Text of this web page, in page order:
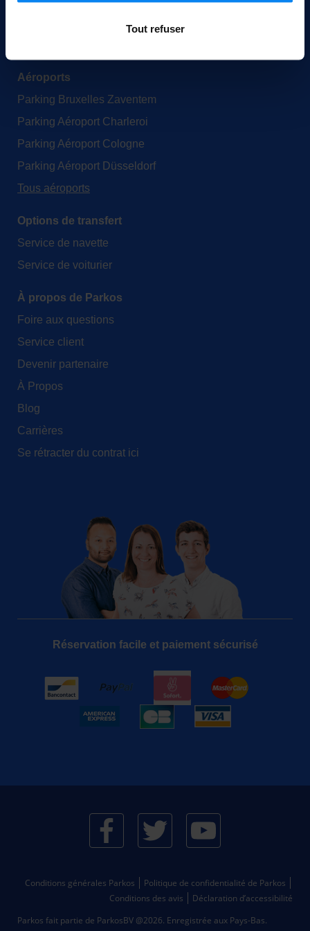
Tout refuser
Aéroports
Parking Bruxelles Zaventem
Parking Aéroport Charleroi
Parking Aéroport Cologne
Parking Aéroport Düsseldorf
Tous aéroports
Options de transfert
Service de navette
Service de voiturier
À propos de Parkos
Foire aux questions
Service client
Devenir partenaire
À Propos
Blog
Carrières
Se rétracter du contrat ici
Réservation facile et paiement sécurisé
Parkos fait partie de ParkosBV @2026. Enregistrée aux Pays-Bas.
Conditions générales Parkos
Politique de confidentialité de Parkos
Conditions des avis
Déclaration d’accessibilité